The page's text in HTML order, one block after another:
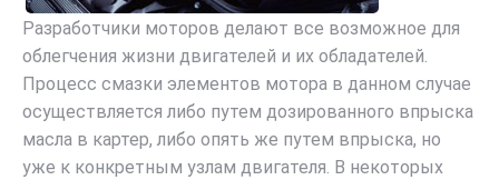
Разработчики моторов делают все возможное для
облегчения жизни двигателей и их обладателей.
Процесс смазки элементов мотора в данном случае
осуществляется либо путем дозированного впрыска
масла в картер, либо опять же путем впрыска, но
уже к конкретным узлам двигателя. В некоторых